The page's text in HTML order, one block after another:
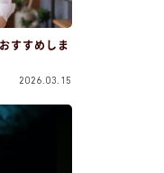
すすめしま
2026.03.15